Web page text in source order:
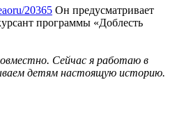
20365 Он предусматривает
программы «Доблесть
Сейчас я работаю в
детям настоящую историю.